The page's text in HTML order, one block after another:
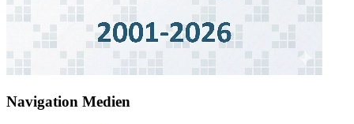
Navigation Medien